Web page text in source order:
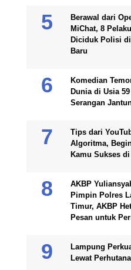
Berawal dari
MiChat, 8
Diciduk Polisi
Baru
Komedian
Dunia di Usia
Serangan
Tips dari
Algoritma,
Kamu Sukses
AKBP
Pimpin Polres
Timur, AKBP
Pesan untuk
Lampung
Lewat